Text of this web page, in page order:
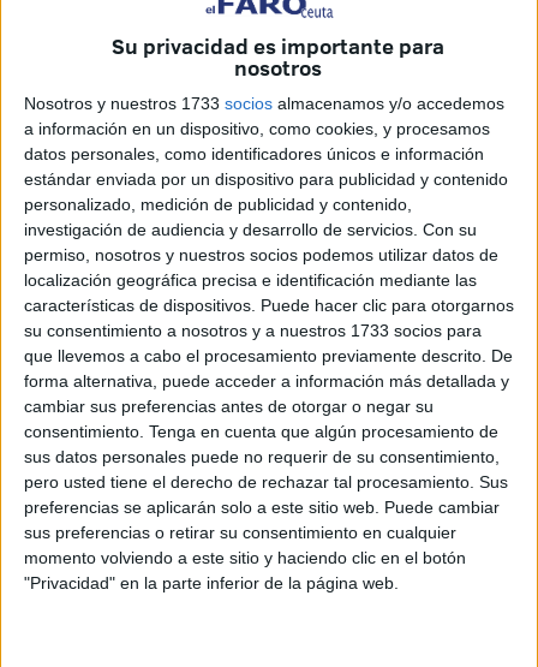
Su privacidad es importante para
nosotros
Nosotros y nuestros 1733 socios almacenamos y/o accedemos
a información en un dispositivo, como cookies, y procesamos
datos personales, como identificadores únicos e información
estándar enviada por un dispositivo para publicidad y contenido
personalizado, medición de publicidad y contenido,
investigación de audiencia y desarrollo de servicios. Con su
permiso, nosotros y nuestros socios podemos utilizar datos de
localización geográfica precisa e identificación mediante las
características de dispositivos. Puede hacer clic para otorgarnos
su consentimiento a nosotros y a nuestros 1733 socios para
que llevemos a cabo el procesamiento previamente descrito. De
forma alternativa, puede acceder a información más detallada y
cambiar sus preferencias antes de otorgar o negar su
consentimiento. Tenga en cuenta que algún procesamiento de
sus datos personales puede no requerir de su consentimiento,
pero usted tiene el derecho de rechazar tal procesamiento. Sus
preferencias se aplicarán solo a este sitio web. Puede cambiar
sus preferencias o retirar su consentimiento en cualquier
momento volviendo a este sitio y haciendo clic en el botón
"Privacidad" en la parte inferior de la página web.
RelatedPosts
Carta abierta a la Presidencia de la
Comisión Europea, al Parlamento
Europeo y a la Presidencia del Consejo
de Europa
HACE 13 MINUTOS
Exigen al Gobierno que la final de la Copa
Mundial de fútbol 2030 sea en España,
no en Marruecos
HACE 29 MINUTOS
"Mi padre quería abusar de mí": la
pesadilla de las mujeres que buscan
refugio en Ceuta
HACE 1 HORA